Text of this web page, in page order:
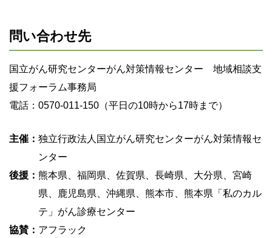
問い合わせ先
国立がん研究センターがん対策情報センター 地域相談支
援フォーラム事務局
電話：0570-011-150（平日の10時から17時まで）
主催： 独立行政法人国立がん研究センターがん対策情報セ
ンター
後援： 熊本県、福岡県、佐賀県、長崎県、大分県、宮崎
県、鹿児島県、沖縄県、熊本市、熊本県「私のカル
テ」がん診療センター
協賛： アフラック